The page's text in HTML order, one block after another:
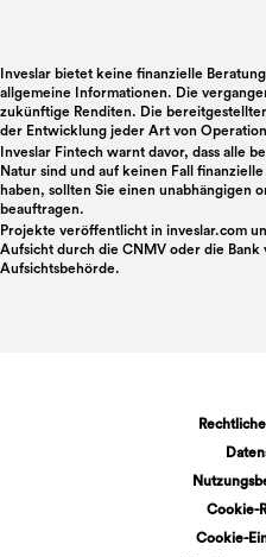
Inveslar bietet keine finanzielle
allgemeine Informationen. Die
zukünftige Renditen. Die
der Entwicklung jeder Art von
Inveslar Fintech warnt davor, dass alle
Natur sind und auf keinen Fall
haben, sollten Sie einen unabhängigen
beauftragen.
Projekte veröffentlicht in inveslar.com
Aufsicht durch die CNMV oder die Bank
Aufsichtsbehörde.
Cookie-
Cookie-